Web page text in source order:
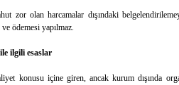
zor olan harcamalar dışındaki
ödemesi yapılmaz.
ilgili esaslar
konusu içine giren, ancak kurum dışında